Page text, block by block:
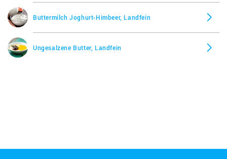
Buttermilch Joghurt-Himbeer, Landfein
Ungesalzene Butter, Landfein